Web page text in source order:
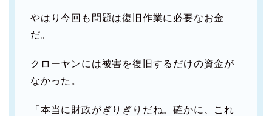
やはり今回も問題は復旧作業に必要なお金
だ。
クローヤンには被害を復旧するだけの資金が
なかった。
「本当に財政がぎりぎりだね。確かに、これ